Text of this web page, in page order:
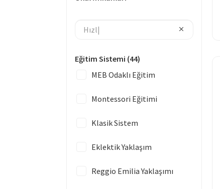
Eğitim Sistemi (44)
MEB Odaklı Eğitim
Montessori Eğitimi
Klasik Sistem
Eklektik Yaklaşım
Reggio Emilia Yaklaşımı